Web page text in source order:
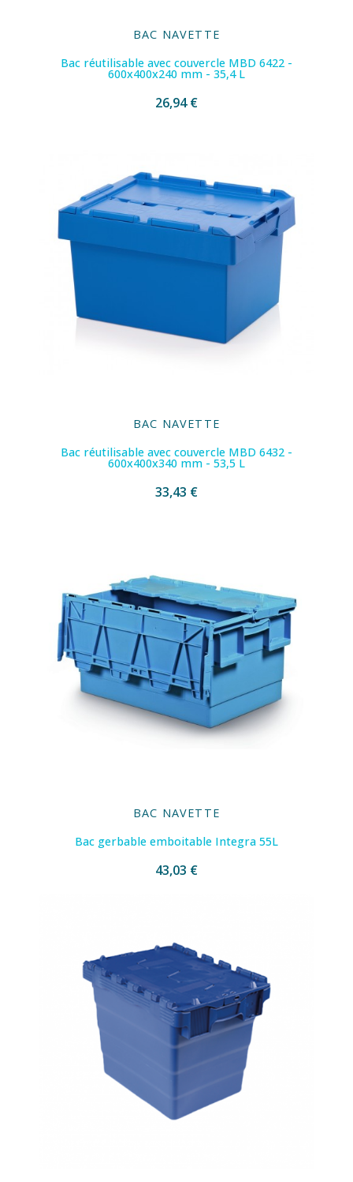
BAC NAVETTE
Bac réutilisable avec couvercle MBD 6422 -
600x400x240 mm - 35,4 L
26,94 €
BAC NAVETTE
Bac réutilisable avec couvercle MBD 6432 -
600x400x340 mm - 53,5 L
33,43 €
BAC NAVETTE
Bac gerbable emboitable Integra 55L
43,03 €